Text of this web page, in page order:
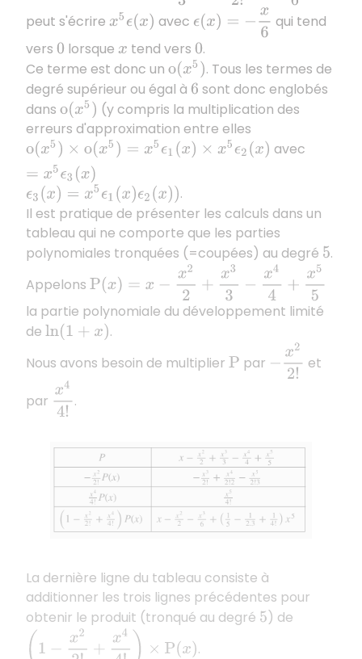
peut s'écrire x5ϵ(x) avec ϵ(x)= −x 6
qui tend
vers 0 lorsque x tend vers 0.
Ce terme est donc un o(x5) . Tous les termes de
degré supérieur ou égal à 6 sont donc englobés
dans o(x5) (y compris la multiplication des
erreurs d'approximation entre elles
o(x5)× o( x5)= x5 ϵ1( x)×x5ϵ2( x)=x5ϵ3(x) avec
ϵ3(x)= x5 ϵ1(x)ϵ 2(x))
.
Il est pratique de présenter les calculs dans un
tableau qui ne comporte que les parties
polynomiales tronquées (=coupées) au degré 5.
Appelons
P x = 33− +x
la partie polynomiale du développement limité
de ln(1 + x)
.
Nous avons besoin de multiplier P par
22!
et
par
x44
.
La dernière ligne du tableau consiste à
additionner les trois lignes précédentes pour
obtenir le produit (tronqué au degré 5) de
(1 − +x4 ×P x)
.